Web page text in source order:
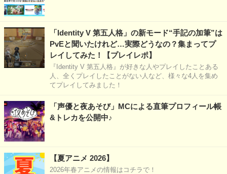
「Identity V 第五人格」の新モード“手記の加筆”は
PvEと聞いたけれど…実際どうなの？集まってプ
レイしてみた！【プレイレポ】
『Identity V 第五人格』が好きな人やプレイしたことある
人、全くプレイしたことがない人など、様々な4人を集め
てプレイしてみました！
「声優と夜あそび」MCによる直筆プロフィール帳
&トレカを公開中♪
【夏アニメ 2026】
2026年春アニメの情報はコチラで！